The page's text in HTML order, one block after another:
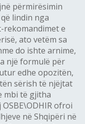
përmirësimin
lindin nga
rekomandimet e
ato vetëm sa
do ishte arnime,
një formulë për
edhe opozitën,
sërish të njëjtat
mbi të gjitha
ofroi
në Shqipëri në